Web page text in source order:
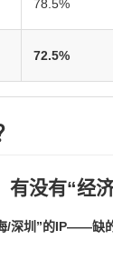
78.5%
72.5%
没有“经济
圳”的IP——缺